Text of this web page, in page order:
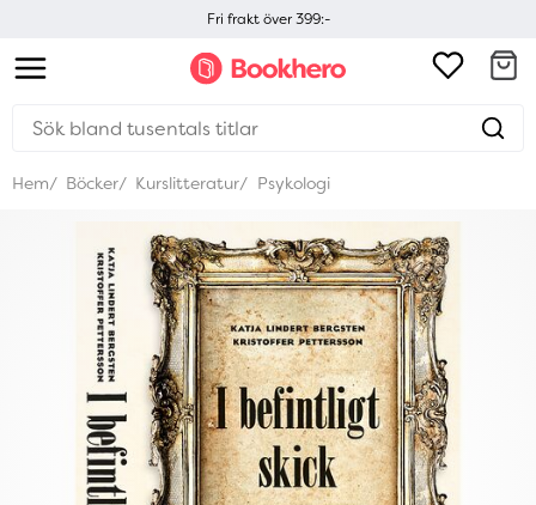
Fri frakt över 399:-
Hem Böcker Kurslitteratur Psykologi